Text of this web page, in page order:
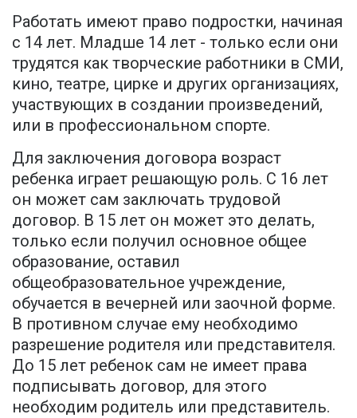
Работать имеют право подростки, начиная
с 14 лет. Младше 14 лет - только если они
трудятся как творческие работники в СМИ,
кино, театре, цирке и других организациях,
участвующих в создании произведений,
или в профессиональном спорте.
Для заключения договора возраст
ребенка играет решающую роль. С 16 лет
он может сам заключать трудовой
договор. В 15 лет он может это делать,
только если получил основное общее
образование, оставил
общеобразовательное учреждение,
обучается в вечерней или заочной форме.
В противном случае ему необходимо
разрешение родителя или представителя.
До 15 лет ребенок сам не имеет права
подписывать договор, для этого
необходим родитель или представитель.